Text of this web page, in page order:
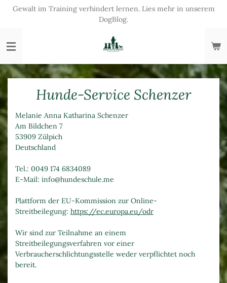
Zum
Gewalt im Training verhindert lernen. Lies mehr in unserem
DogBlog.
Hunde-Service Schenzer
Melanie Anna Katharina Schenzer
Am Bildchen 7
53909 Zülpich
Deutschland
Tel.: 0049 174 6834089
E-Mail: info@hundeschule.me
Plattform der EU-Kommission zur Online-
Streitbeilegung: https://ec.europa.eu/odr
Wir sind zur Teilnahme an einem
Streitbeilegungsverfahren vor einer
Verbraucherschlichtungsstelle weder verpflichtet noch
bereit.